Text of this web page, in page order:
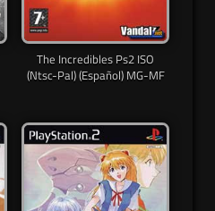
The Incredibles Ps2 ISO
(Ntsc-Pal) (Español) MG-MF